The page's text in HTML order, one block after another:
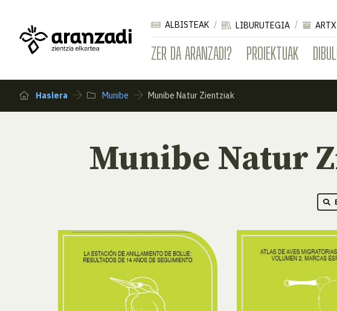
ZER DA ARANZADI? PROIEKTUAK
ALBISTEAK LIBURUTEGIA
Hasiera Munibe Munibe Natur Zientziak
Munibe Natur